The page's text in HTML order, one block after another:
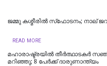
ജമ്മു കശ്മീരില്‍ സ്‌ഫോടനം; നാല്
READ MORE
മഹാരാഷ്ട്രയില്‍ തീര്‍ത്ഥാടകര്‍
മറിഞ്ഞു; 8 പേര്‍ക്ക് ദാരുണാന്ത്യം